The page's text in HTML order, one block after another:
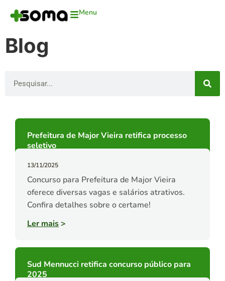
Menu
Blog
Prefeitura de Major Vieira retifica processo
seletivo
13/11/2025
Concurso para Prefeitura de Major Vieira
oferece diversas vagas e salários atrativos.
Confira detalhes sobre o certame!
Ler mais>
Sud Mennucci retifica concurso público para
2025